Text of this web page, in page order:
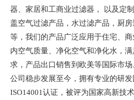
器、家居和工商业过滤器， 以及定
盖空气过滤产品，水过滤产品，厨
等，我们的产品广泛应用于住宅、
内空气质量、净化空气和净化水，
求，产品出口销售到欧美等国际市场
公司稳步发展至今，拥有专业的研
ISO14001认证，被评为国家高新技